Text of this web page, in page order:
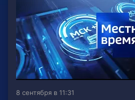
8 сентября в 11:31